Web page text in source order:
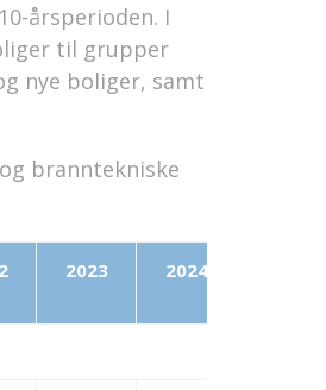
årsperioden. I
til grupper
nye boliger, samt
branntekniske
2023 2024